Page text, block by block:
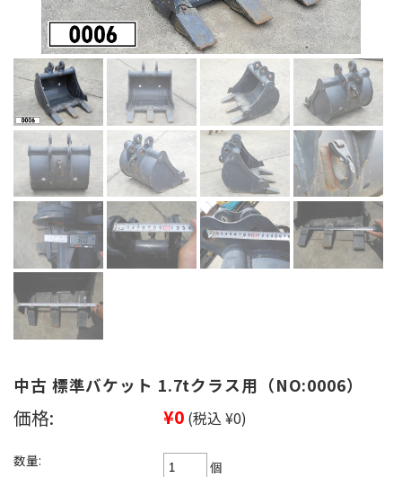
中古 標準バケット 1.7tクラス用（NO:0006）
価格: ¥0 (税込 ¥0)
数量:
個